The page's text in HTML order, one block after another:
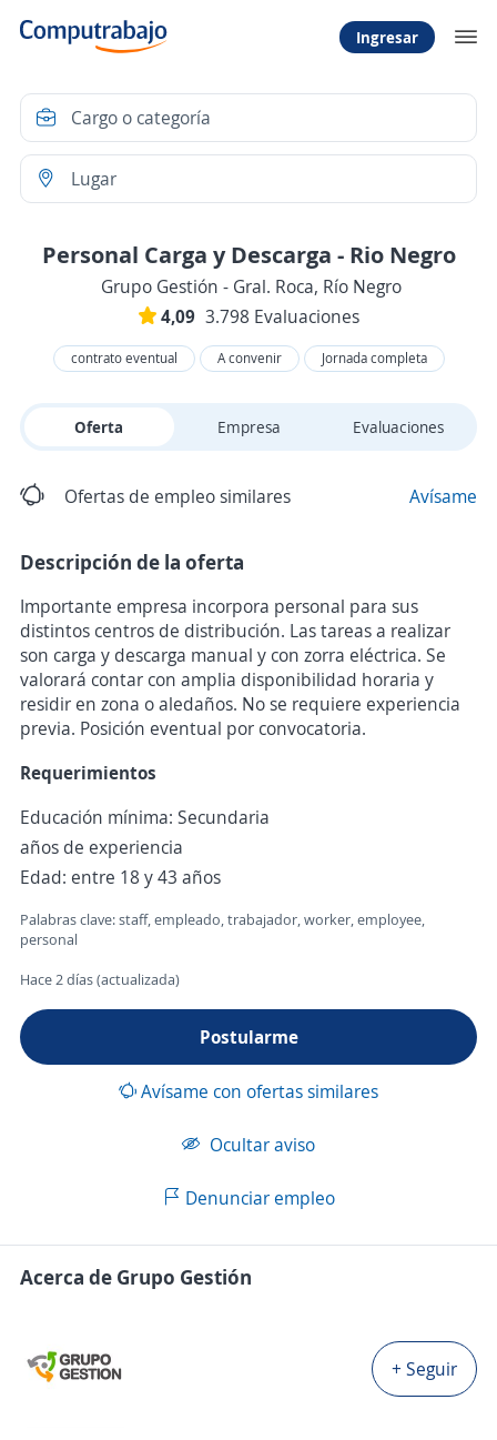
Ingresar
Personal Carga y Descarga - Rio Negro
Grupo Gestión - Gral. Roca, Río Negro
4,09 3.798 Evaluaciones
contrato eventual A convenir Jornada completa
Oferta Empresa Evaluaciones
Ofertas de empleo similares Avísame
Descripción de la oferta
Importante empresa incorpora personal para sus
distintos centros de distribución. Las tareas a realizar
son carga y descarga manual y con zorra eléctrica. Se
valorará contar con amplia disponibilidad horaria y
residir en zona o aledaños. No se requiere experiencia
previa. Posición eventual por convocatoria.
Requerimientos
Educación mínima: Secundaria
años de experiencia
Edad: entre 18 y 43 años
Palabras clave: staff, empleado, trabajador, worker, employee,
personal
Hace 2 días (actualizada)
Postularme
Avísame con ofertas similares
Ocultar aviso
Denunciar empleo
Acerca de Grupo Gestión
+ Seguir